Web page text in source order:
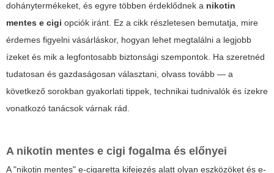
dohánytermékeket, és egyre többen érdeklődnek a nikotin
mentes e cigi opciók iránt. Ez a cikk részletesen bemutatja, mire
érdemes figyelni vásárláskor, hogyan lehet megtalálni a legjobb
ízeket és mik a legfontosabb biztonsági szempontok. Ha szeretnéd
tudatosan és gazdaságosan választani, olvass tovább — a
következő sorokban gyakorlati tippek, technikai tudnivalók és ízekre
vonatkozó tanácsok várnak rád.
A nikotin mentes e cigi fogalma és előnyei
A "nikotin mentes" e-cigaretta kifejezés alatt olyan eszközöket és e-